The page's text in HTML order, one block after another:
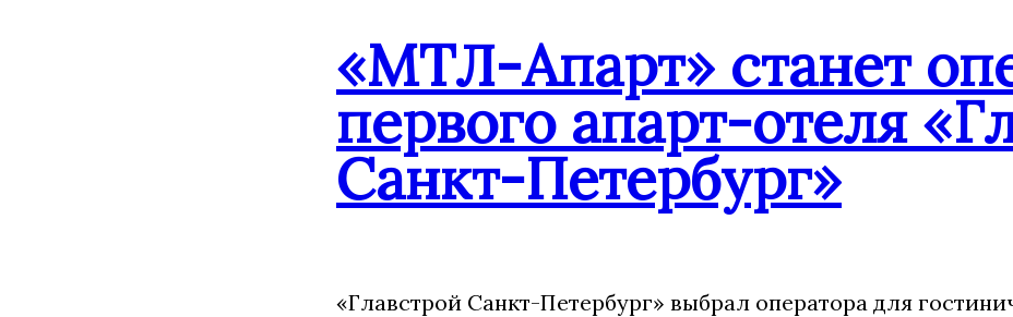
«МТЛ-Апарт» станет
первого апарт-отеля
Санкт-Петербург»
«Главстрой Санкт-Петербург» выбрал оператора для